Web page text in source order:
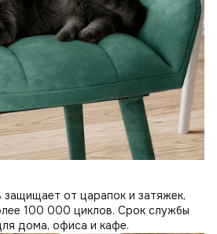
защищает от царапок и затяжек,
100 000 циклов. Срок службы
дома, офиса и кафе.